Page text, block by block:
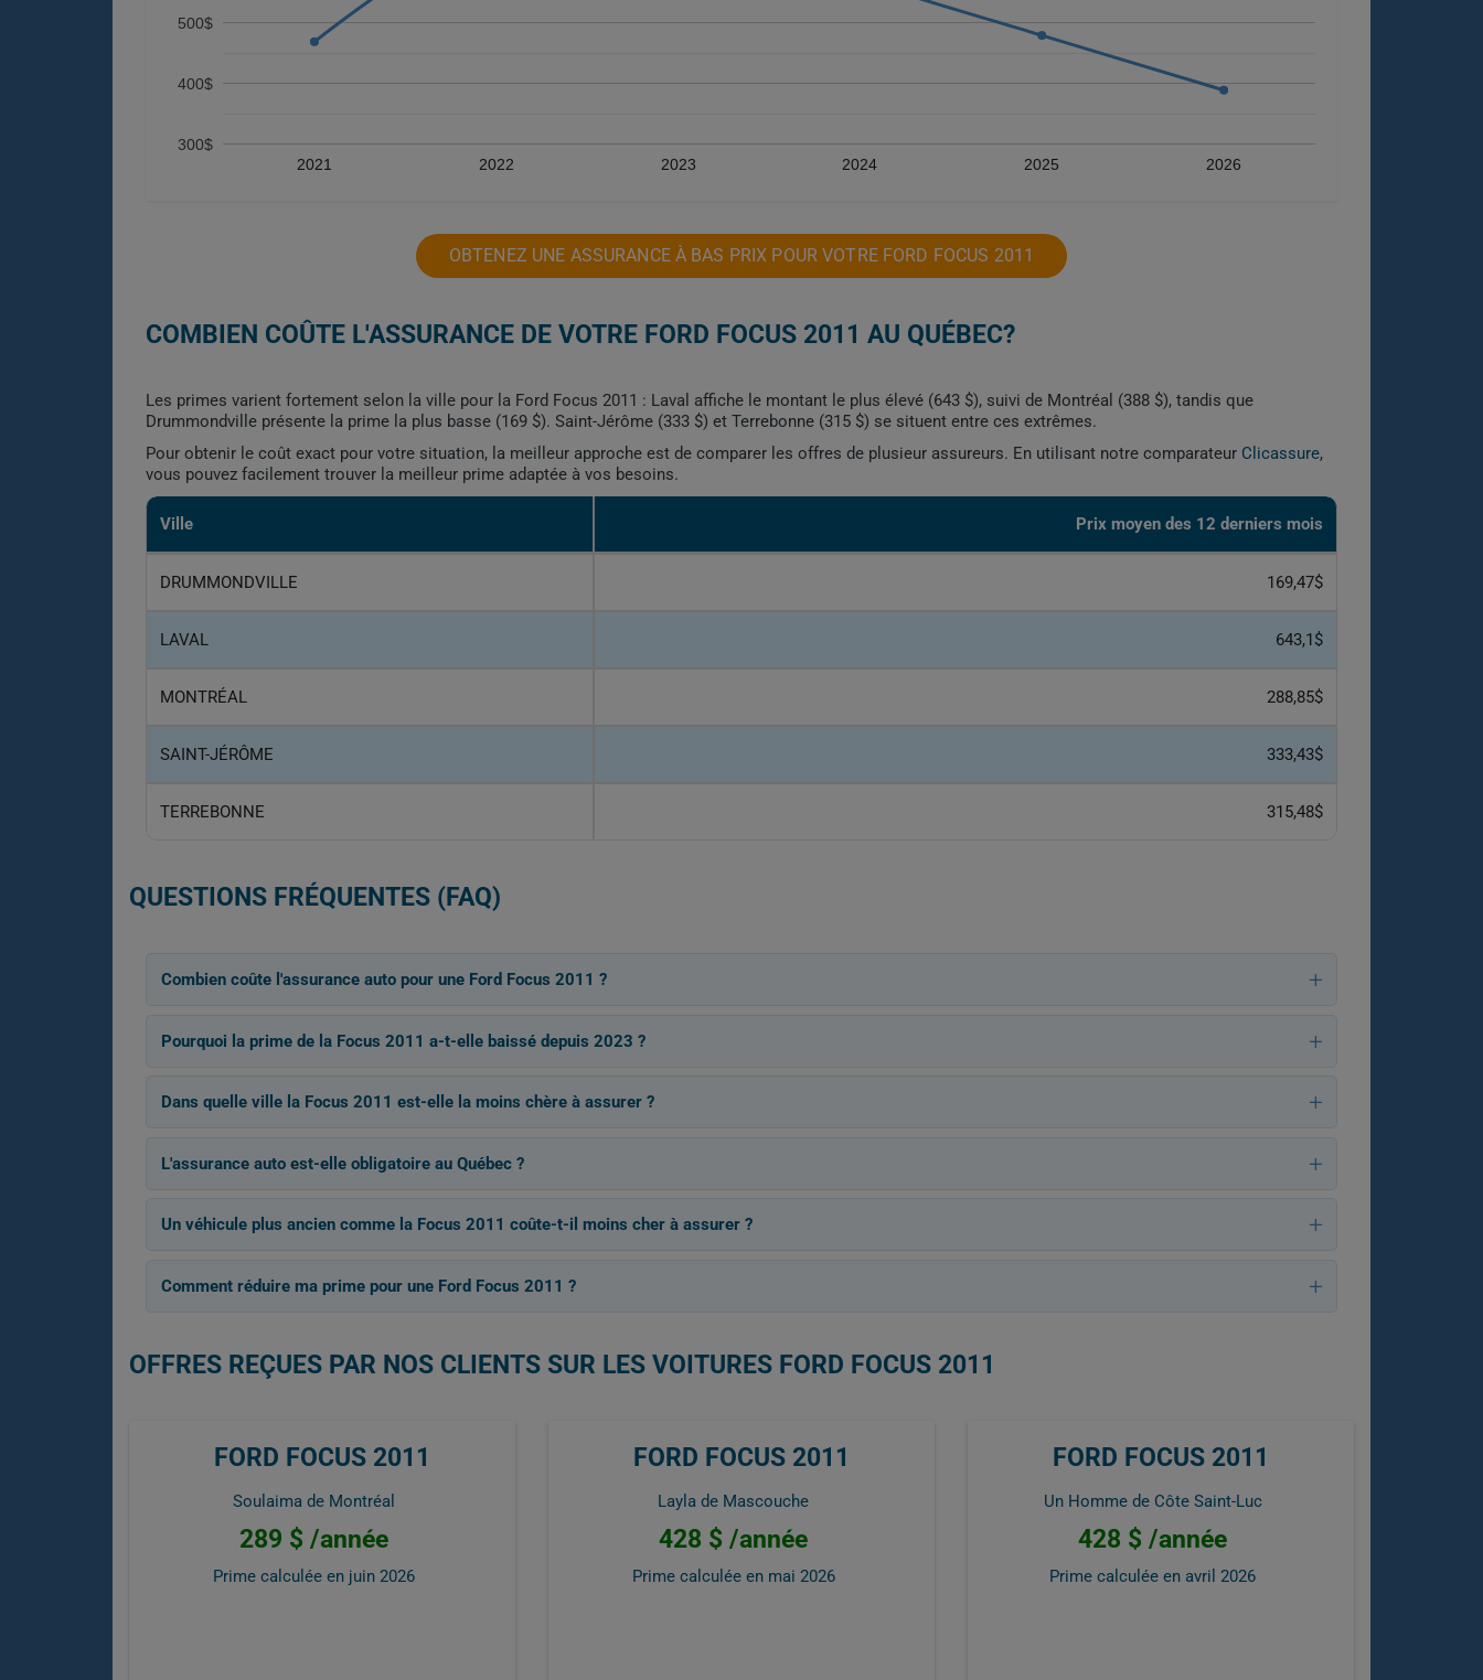
2021 2022 2023 2024 2025 2026
300$
400$
500$
OBTENEZ UNE ASSURANCE À BAS PRIX POUR VOTRE FORD FOCUS 2011
COMBIEN COÛTE L'ASSURANCE DE VOTRE FORD FOCUS 2011 AU QUÉBEC?
Les primes varient fortement selon la ville pour la Ford Focus 2011 : Laval affiche le montant le plus élevé (643 $), suivi de Montréal (388 $), tandis que
Drummondville présente la prime la plus basse (169 $). Saint-Jérôme (333 $) et Terrebonne (315 $) se situent entre ces extrêmes.
Pour obtenir le coût exact pour votre situation, la meilleur approche est de comparer les offres de plusieur assureurs. En utilisant notre comparateur Clicassure,
vous pouvez facilement trouver la meilleur prime adaptée à vos besoins.
Ville Prix ​​moyen des 12 derniers mois
DRUMMONDVILLE 169,47$
LAVAL 643,1$
MONTRÉAL 288,85$
SAINT-JÉRÔME 333,43$
TERREBONNE 315,48$
QUESTIONS FRÉQUENTES (FAQ)
Combien coûte l'assurance auto pour une Ford Focus 2011 ?
Pourquoi la prime de la Focus 2011 a-t-elle baissé depuis 2023 ?
Dans quelle ville la Focus 2011 est-elle la moins chère à assurer ?
L'assurance auto est-elle obligatoire au Québec ?
Un véhicule plus ancien comme la Focus 2011 coûte-t-il moins cher à assurer ?
Comment réduire ma prime pour une Ford Focus 2011 ?
OFFRES REÇUES PAR NOS CLIENTS SUR LES VOITURES FORD FOCUS 2011
FORD FOCUS 2011
Soulaima de Montréal
289 $ /année
Prime calculée en juin 2026
FORD FOCUS 2011
Layla de Mascouche
428 $ /année
Prime calculée en mai 2026
FORD FOCUS 2011
Un Homme de Côte Saint-Luc
428 $ /année
Prime calculée en avril 2026